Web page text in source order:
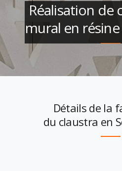
Réalisation de
mural en
Détails de la
du claustra en